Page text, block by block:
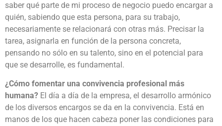
saber qué parte de mi proceso de negocio puedo encargar a
quién, sabiendo que esta persona, para su trabajo,
necesariamente se relacionará con otras más. Precisar la
tarea, asignarla en función de la persona concreta,
pensando no sólo en su talento, sino en el potencial para
que se desarrolle, es fundamental.
¿Cómo fomentar una convivencia profesional más
humana? El día a día de la empresa, el desarrollo armónico
de los diversos encargos se da en la convivencia. Está en
manos de los que hacen cabeza poner las condiciones para